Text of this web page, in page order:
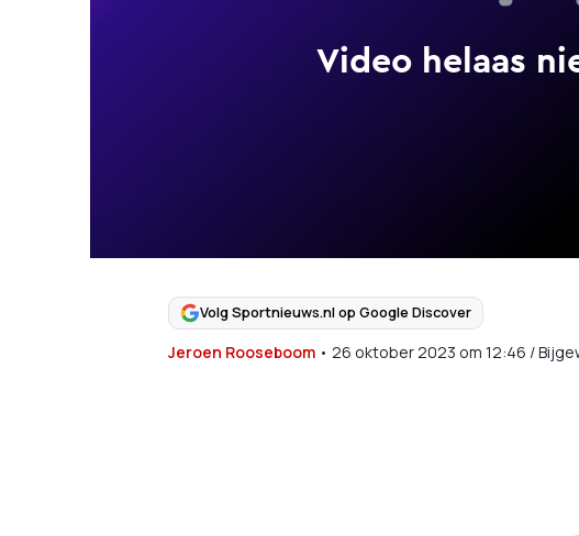
Volg Sportnieuws.nl op Google Discover
Jeroen Rooseboom• 26 oktober 2023 om 12:46 /